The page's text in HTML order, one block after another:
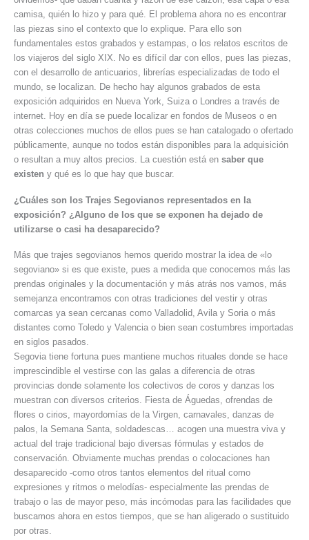
camisa, quién lo hizo y para qué. El problema ahora no es encontrar
las piezas sino el contexto que lo explique. Para ello son
fundamentales estos grabados y estampas, o los relatos escritos de
los viajeros del siglo XIX. No es difícil dar con ellos, pues las piezas,
con el desarrollo de anticuarios, librerías especializadas de todo el
mundo, se localizan. De hecho hay algunos grabados de esta
exposición adquiridos en Nueva York, Suiza o Londres a través de
internet. Hoy en día se puede localizar en fondos de Museos o en
otras colecciones muchos de ellos pues se han catalogado o ofertado
públicamente, aunque no todos están disponibles para la adquisición
o resultan a muy altos precios. La cuestión está en saber que
existen y qué es lo que hay que buscar.
¿Cuáles son los Trajes Segovianos representados en la
exposición? ¿Alguno de los que se exponen ha dejado de
utilizarse o casi ha desaparecido?
Más que trajes segovianos hemos querido mostrar la idea de «lo
segoviano» si es que existe, pues a medida que conocemos más las
prendas originales y la documentación y más atrás nos vamos, más
semejanza encontramos con otras tradiciones del vestir y otras
comarcas ya sean cercanas como Valladolid, Avila y Soria o más
distantes como Toledo y Valencia o bien sean costumbres importadas
en siglos pasados.
Segovia tiene fortuna pues mantiene muchos rituales donde se hace
imprescindible el vestirse con las galas a diferencia de otras
provincias donde solamente los colectivos de coros y danzas los
muestran con diversos criterios. Fiesta de Águedas, ofrendas de
flores o cirios, mayordomías de la Virgen, carnavales, danzas de
palos, la Semana Santa, soldadescas… acogen una muestra viva y
actual del traje tradicional bajo diversas fórmulas y estados de
conservación. Obviamente muchas prendas o colocaciones han
desaparecido -como otros tantos elementos del ritual como
expresiones y ritmos o melodías- especialmente las prendas de
trabajo o las de mayor peso, más incómodas para las facilidades que
buscamos ahora en estos tiempos, que se han aligerado o sustituido
por otras.